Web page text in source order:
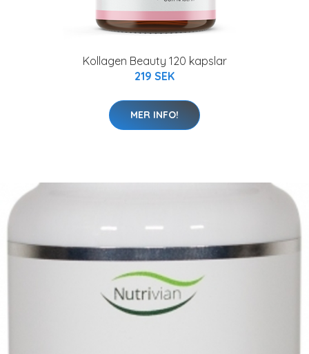
Kollagen Beauty 120 kapslar
219 SEK
MER INFO!